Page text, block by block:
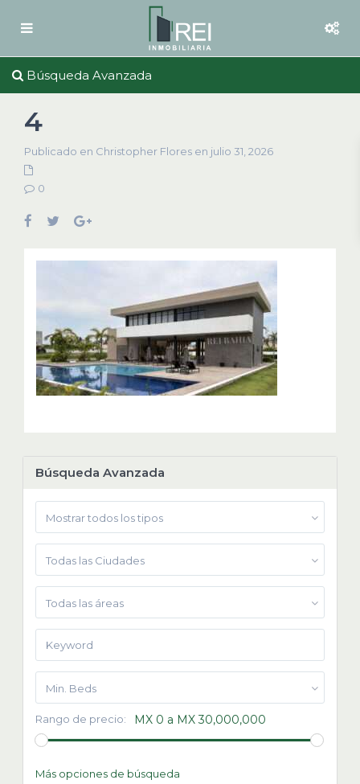
Búsqueda Avanzada
4
Publicado en Christopher Flores en julio 31, 2026
0
Búsqueda Avanzada
Mostrar todos los tipos
Todas las Ciudades
Todas las áreas
Min. Beds
Rango de precio: MX 0 a MX 30,000,000
Más opciones de búsqueda